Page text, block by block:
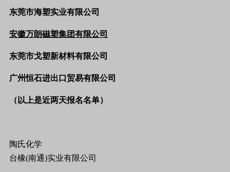
东莞市海塑实业有限公司
安徽万朗磁塑集团有限公司
东莞市戈塑新材料有限公司
广州恒石进出口贸易有限公司
（以上是近两天报名名单）
陶氏化学
台橡(南通)实业有限公司